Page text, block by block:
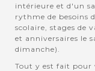
intérieure et d'un
rythme de besoins
scolaire, stages de
et anniversaires le
dimanche).
Tout y est fait pour